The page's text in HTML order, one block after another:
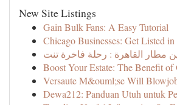
New Site Listings
Gain Bulk Fans: A Easy Tutorial
Chicago Businesses: Get Listed
Boost Your Estate: The Benefit of
Versaute M&ouml;se Will
Dewa212: Panduan Utuh untuk